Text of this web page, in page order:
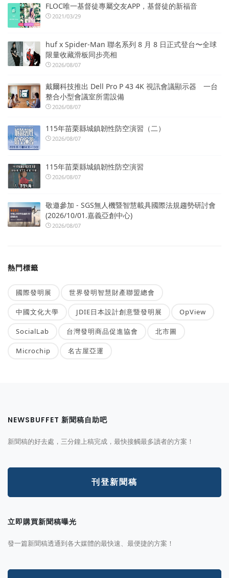
FLOC唯一基督徒專屬交友APP，基督徒的新福音
2021/03/29
huf x Spider-Man 聯名系列 8 月 8 日正式登台〜全球
限量收藏滑板同步亮相
2026/08/07
戴爾科技推出 Dell Pro P 43 4K 視訊會議顯示器 一台
整合小型會議室所需設備
2026/08/07
115年苗栗縣城鎮韌性防空演習（二）
2026/08/07
115年苗栗縣城鎮韌性防空演習
2026/08/07
敬邀參加 - SGS無人機暨智慧載具國際法規趨勢研討會
(2026/10/01.嘉義亞創中心)
2026/08/07
熱門標籤
國際發明展 世界發明智慧財產聯盟總會
中國文化大學 JDIE日本設計創意暨發明展 OpView
SocialLab 台灣發明商品促進協會 北市圖
Microchip 名古屋亞運
NEWSBUFFET 新聞稿自助吧
新聞稿的好去處，三分鐘上稿完成，最快接觸最多讀者的方案！
刊登新聞稿
立即購買新聞稿曝光
發一篇新聞稿透通到各大媒體的最快速、最便捷的方案！